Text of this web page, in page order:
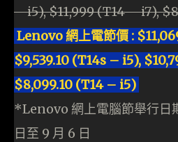
– i5), $11,999 (T14 – i7),
Lenovo 網上電節價 :
$9,539.10 (T14s – i5),
$8,099.10 (T14 – i5)
*Lenovo 網上電腦節舉行日
日至 9 月 6 日